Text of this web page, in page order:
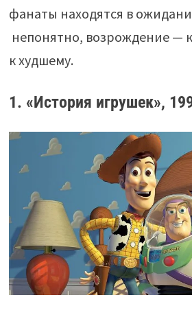
фанаты находятся в
непонятно, возрождение —
к худшему.
1. «История игрушек»,